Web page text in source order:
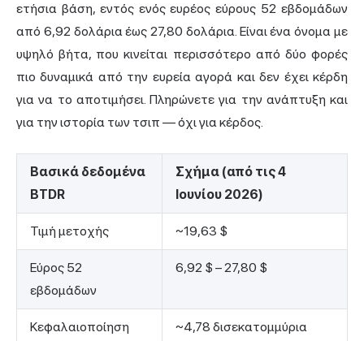
ετήσια βάση, εντός ενός ευρέος εύρους 52 εβδομάδων
από 6,92 δολάρια έως 27,80 δολάρια. Είναι ένα όνομα με
υψηλό βήτα, που κινείται περισσότερο από δύο φορές
πιο δυναμικά από την ευρεία αγορά και δεν έχει κέρδη
για να το αποτιμήσει. Πληρώνετε για την ανάπτυξη και
για την ιστορία των τσιπ — όχι για κέρδος.
Βασικά δεδομένα
BTDR
Σχήμα (από τις 4
Ιουνίου 2026)
Τιμή μετοχής ~19,63 $
Εύρος 52
εβδομάδων
6,92 $ – 27,80 $
Κεφαλαιοποίηση
~4,78 δισεκατομμύρια